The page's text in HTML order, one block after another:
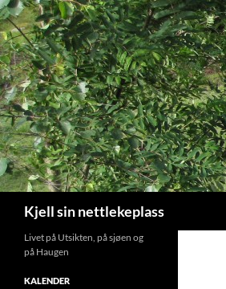
Kjell sin nettlekeplass
Livet på Utsikten, på sjøen og
på Haugen
KALENDER